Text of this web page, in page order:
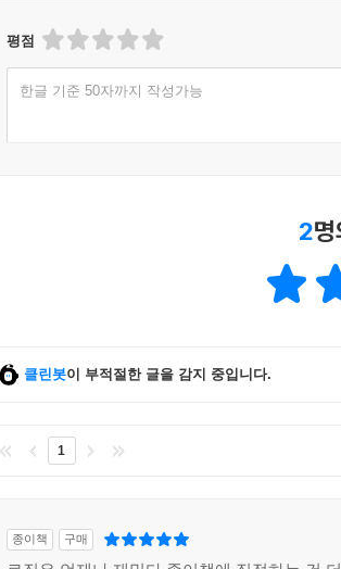
평점
한글 기준 50자까지 작성가능
2
클린봇이 부적절한 글을 감지 중입니다.
1
종이책 구매